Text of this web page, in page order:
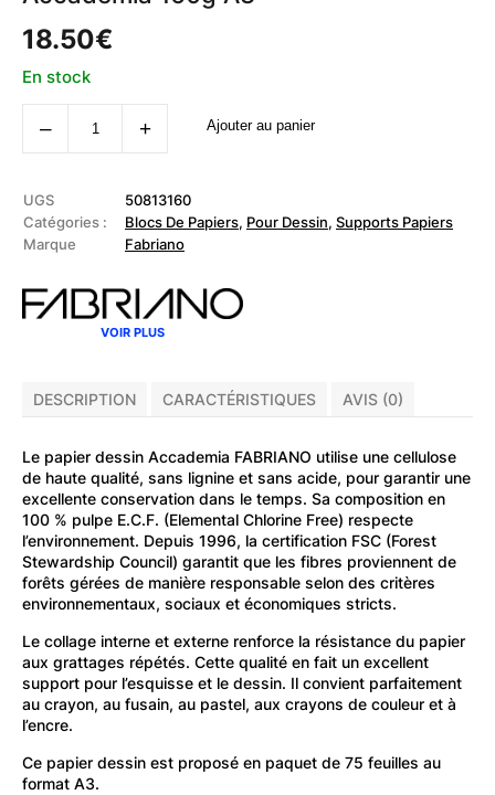
18.50€
En stock
‒
quantité
de
de
Papier
à
dessin
160g
A3
+ Ajouter au panier
UGS
50813160
Catégories :
Blocs De Papiers, Pour Dessin, Supports Papiers
Marque
Fabriano
VOIR PLUS
DESCRIPTION CARACTÉRISTIQUES AVIS (0)
Le papier dessin Accademia FABRIANO utilise une cellulose
de haute qualité, sans lignine et sans acide, pour garantir une
excellente conservation dans le temps. Sa composition en
100 % pulpe E.C.F. (Elemental Chlorine Free) respecte
l’environnement. Depuis 1996, la certification FSC (Forest
Stewardship Council) garantit que les fibres proviennent de
forêts gérées de manière responsable selon des critères
environnementaux, sociaux et économiques stricts.
Le collage interne et externe renforce la résistance du papier
aux grattages répétés. Cette qualité en fait un excellent
support pour l’esquisse et le dessin. Il convient parfaitement
au crayon, au fusain, au pastel, aux crayons de couleur et à
l’encre.
Ce papier dessin est proposé en paquet de 75 feuilles au
format A3.